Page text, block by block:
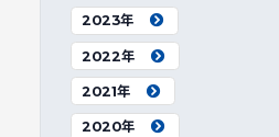
2023年
2022年
2021年
2020年